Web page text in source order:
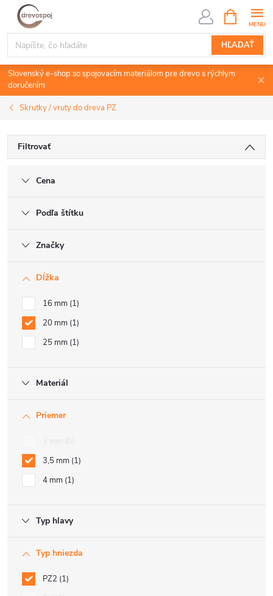
Prejsť
obsah
HĽADAŤ
KOŠÍK
Slovenský e-shop so spojovacím materiálom pre drevo s rýchlym
doručením
Skrutky / vruty do dreva PZ
Filtrovať
Cena
Podľa štítku
Značky
Dĺžka
16 mm 1
20 mm 1
25 mm 1
Materiál
Priemer
3,5 mm 1
4 mm 1
Typ hlavy
Typ hniezda
PZ2 1